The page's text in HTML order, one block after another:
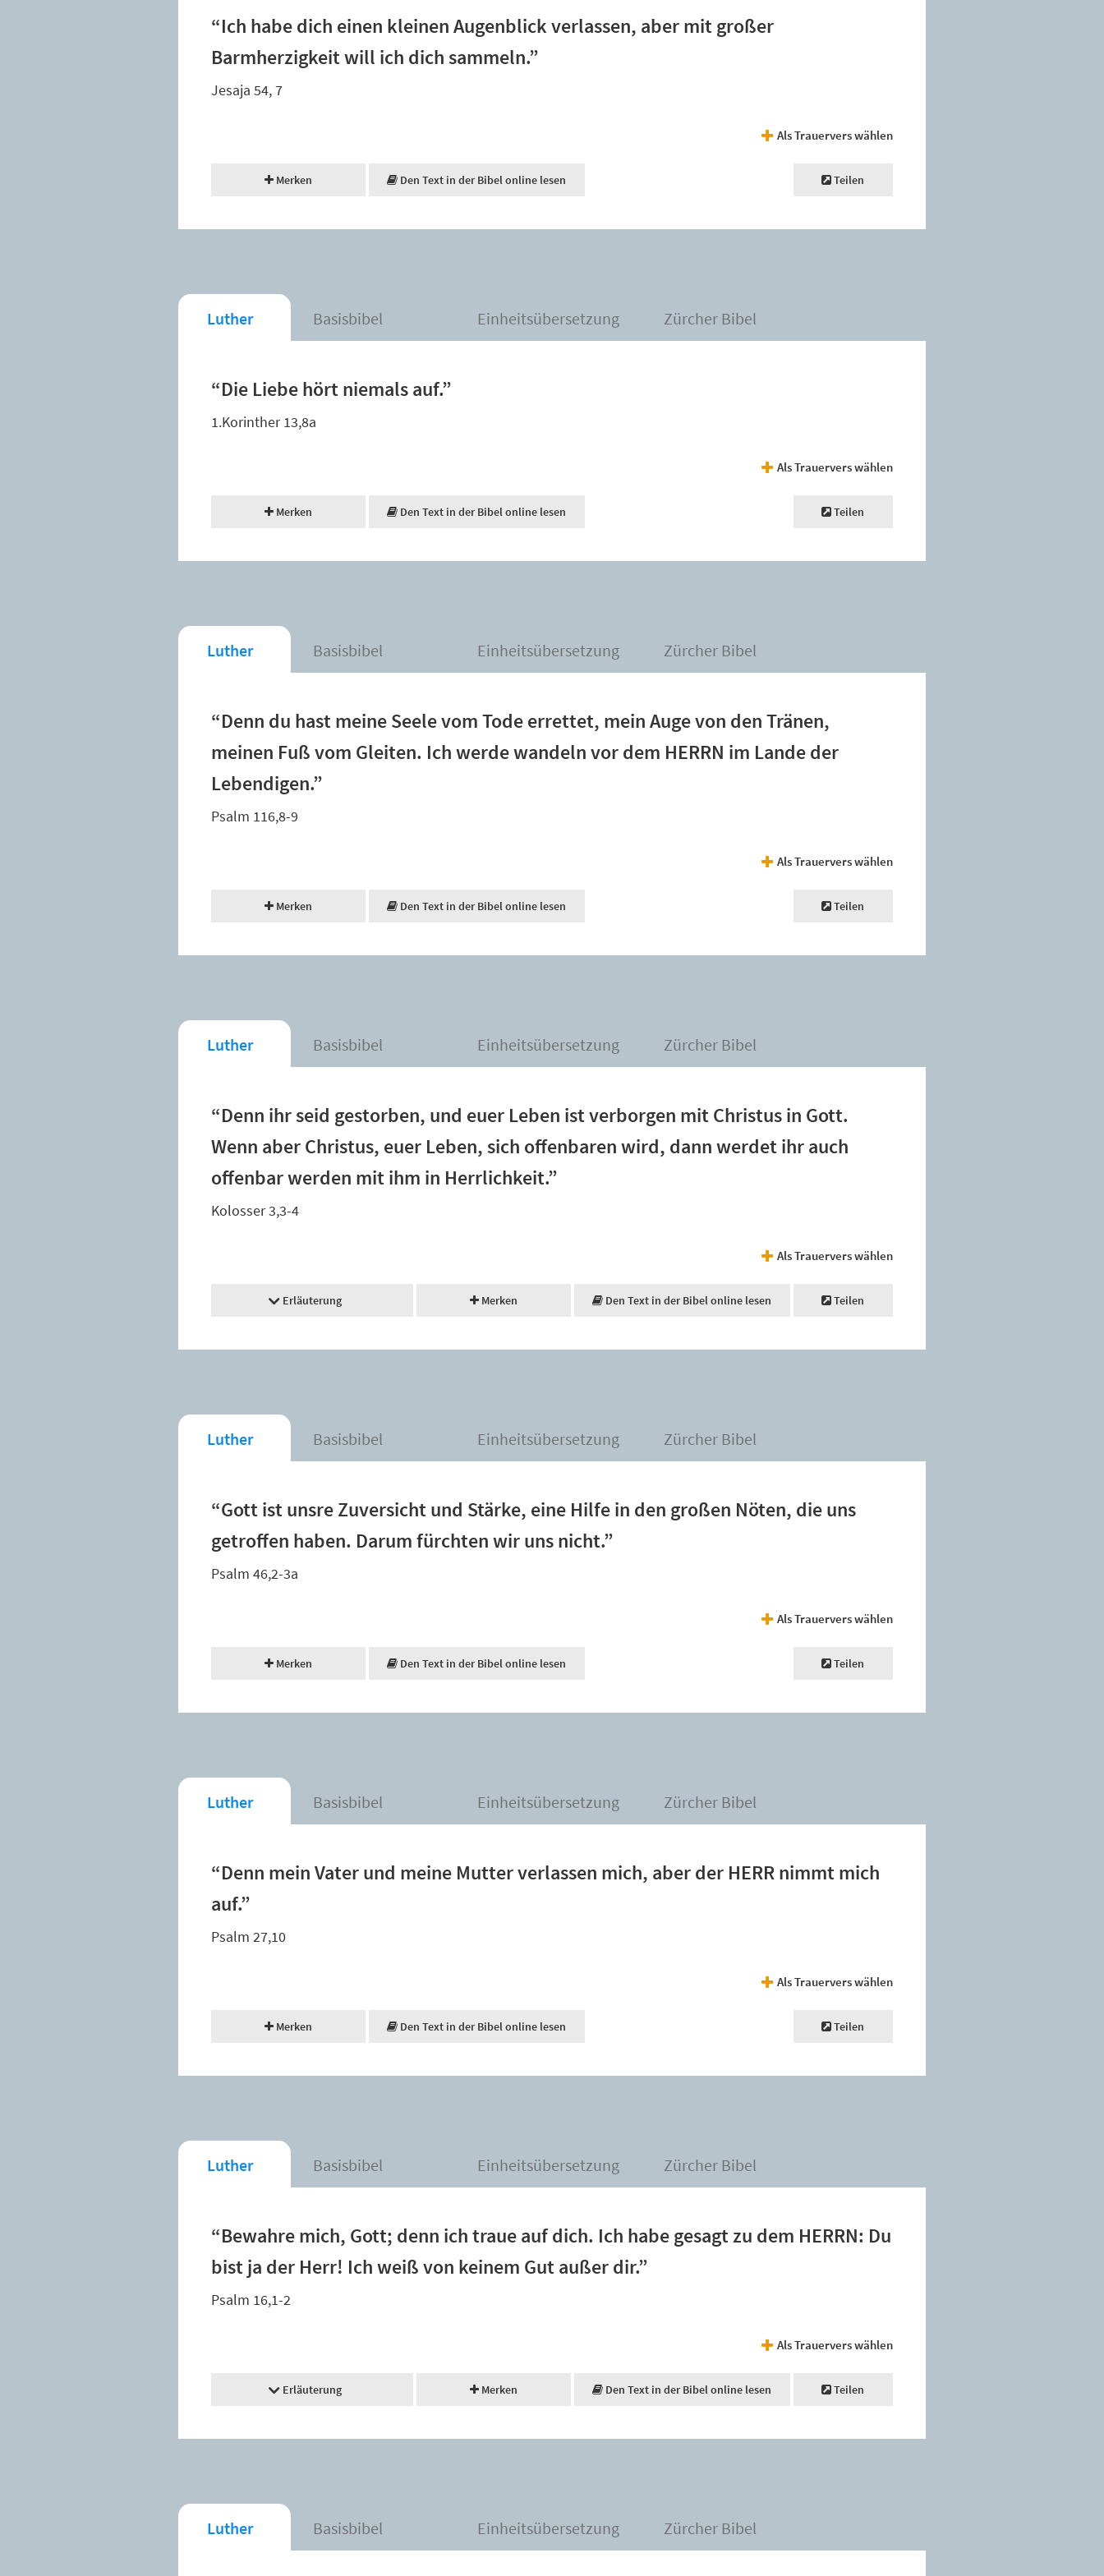
“Ich habe dich einen kleinen Augenblick verlassen, aber mit großer
Barmherzigkeit will ich dich sammeln.”
Jesaja 54, 7
Als Trauervers wählen
Merken Den Text in der Bibel online lesen Teilen
Luther Basisbibel Einheitsübersetzung Zürcher Bibel
“Die Liebe hört niemals auf.”
1.Korinther 13,8a
Als Trauervers wählen
Merken Den Text in der Bibel online lesen Teilen
Luther Basisbibel Einheitsübersetzung Zürcher Bibel
“Denn du hast meine Seele vom Tode errettet, mein Auge von den Tränen,
meinen Fuß vom Gleiten. Ich werde wandeln vor dem HERRN im Lande der
Lebendigen.”
Psalm 116,8-9
Als Trauervers wählen
Merken Den Text in der Bibel online lesen Teilen
Luther Basisbibel Einheitsübersetzung Zürcher Bibel
“Denn ihr seid gestorben, und euer Leben ist verborgen mit Christus in Gott.
Wenn aber Christus, euer Leben, sich offenbaren wird, dann werdet ihr auch
offenbar werden mit ihm in Herrlichkeit.”
Kolosser 3,3-4
Als Trauervers wählen
Erläuterung Merken Den Text in der Bibel online lesen Teilen
Luther Basisbibel Einheitsübersetzung Zürcher Bibel
“Gott ist unsre Zuversicht und Stärke, eine Hilfe in den großen Nöten, die uns
getroffen haben. Darum fürchten wir uns nicht.”
Psalm 46,2-3a
Als Trauervers wählen
Merken Den Text in der Bibel online lesen Teilen
Luther Basisbibel Einheitsübersetzung Zürcher Bibel
“Denn mein Vater und meine Mutter verlassen mich, aber der HERR nimmt mich
auf.”
Psalm 27,10
Als Trauervers wählen
Merken Den Text in der Bibel online lesen Teilen
Luther Basisbibel Einheitsübersetzung Zürcher Bibel
“Bewahre mich, Gott; denn ich traue auf dich. Ich habe gesagt zu dem HERRN: Du
bist ja der Herr! Ich weiß von keinem Gut außer dir.”
Psalm 16,1-2
Als Trauervers wählen
Erläuterung Merken Den Text in der Bibel online lesen Teilen
Luther Basisbibel Einheitsübersetzung Zürcher Bibel